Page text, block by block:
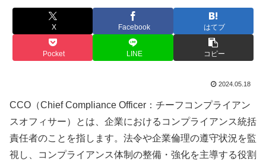
X Facebook はてブ
Pocket LINE コピー
2024.05.18
CCO（Chief Compliance Officer：チーフコンプライアン
スオフィサー）とは、企業におけるコンプライアンス統括
責任者のことを指します。法令や企業倫理の遵守状況を監
視し、コンプライアンス体制の整備・強化を主導する役割